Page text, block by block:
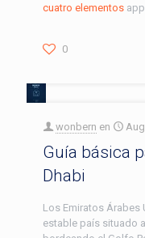
cuatro elementos
0
wonbern en
Guía básica
Dhabi
Los Emiratos Árabes
estable país situado